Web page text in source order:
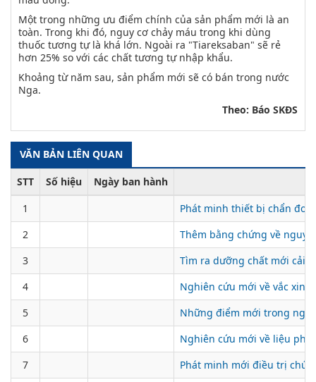
Một trong những ưu điểm chính của sản phẩm mới là an
toàn. Trong khi đó, nguy cơ chảy máu trong khi dùng
thuốc tương tự là khá lớn. Ngoài ra "Tiareksaban" sẽ rẻ
hơn 25% so với các chất tương tự nhập khẩu.
Khoảng từ năm sau, sản phẩm mới sẽ có bán trong nước
Nga.
Theo: Báo SKĐS
VĂN BẢN LIÊN QUAN
STT Số hiệu
Ngày ban hành
1
Phát minh thiết bị chẩn
2
Thêm bằng chứng về nguy
3
Tìm ra dưỡng chất mới cải
4
Nghiên cứu mới về vắc xin
5
Những điểm mới trong
6
Nghiên cứu mới về liệu
7
Phát minh mới điều trị